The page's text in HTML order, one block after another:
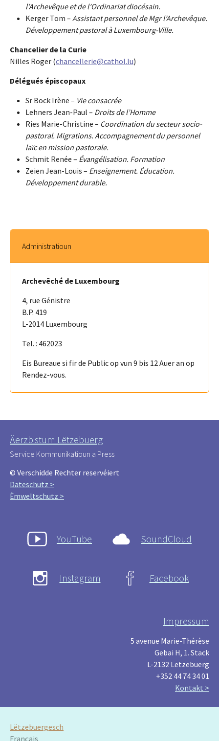
l’Archevêque et de l’Ordinariat diocésain.
Kerger Tom – Assistant personnel de Mgr l’Archevêque.
Développement pastoral à Luxembourg-Ville.
Chancelier de la Curie
Nilles Roger (chancellerie@cathol.lu)
Délégués épiscopaux
Sr Bock Irène – Vie consacrée
Lehners Jean-Paul – Droits de l’Homme
Ries Marie-Christine – Coordination du secteur socio-
pastoral. Migrations. Accompagnement du personnel
laïc en mission pastorale.
Schmit Renée – Évangélisation. Formation
Zeien Jean-Louis – Enseignement. Éducation.
Développement durable.
Administratioun
Archevêché de Luxembourg
4, rue Génistre
B.P. 419
L-2014 Luxembourg
Tel. : 462023
Eis Bureaue si fir de Public op vun 9 bis 12 Auer an op
Rendez-vous.
Äerzbistum Lëtzebuerg
Service Kommunikatioun a Press
© Verschidde Rechter reservéiert
Dateschutz >
Ëmweltschutz >
YouTube SoundCloud
Instagram Facebook
Impressum
5 avenue Marie-Thérèse
Gebai H, 1. Stack
L-2132 Lëtzebuerg
+352 44 74 34 01
Kontakt >
Lëtzebuergesch
Français